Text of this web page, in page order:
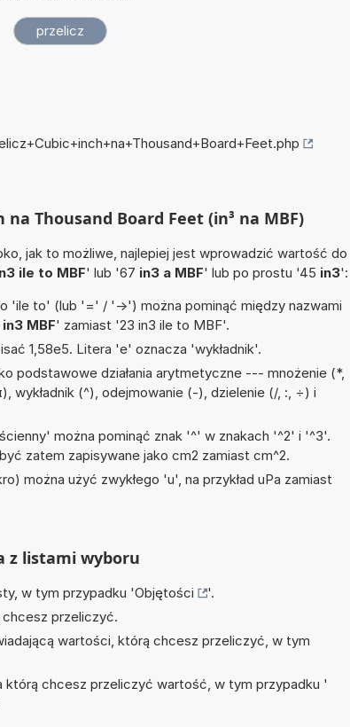
Thousand Board Feet (in³ na MBF)
jak to możliwe, najlepiej jest wprowadzić wartość do
ile to MBF' lub '67 in3 a MBF' lub po prostu '45 in3':
'ile to' (lub '=' / '->') można pominąć między nazwami
in3 MBF' zamiast '23 in3 ile to MBF'.
1,58e5. Litera 'e' oznacza 'wykładnik'.
podstawowe działania arytmetyczne --- mnożenie (*,
wykładnik (^), odejmowanie (-), dzielenie (/, :, ÷) i
można pominąć znak '^' w znakach '^2' i '^3'.
zatem zapisywane jako cm2 zamiast cm^2.
można użyć zwykłego 'u', na przykład uPa zamiast
z listami wyboru
w tym przypadku 'Objętości
'.
przeliczyć.
wartości, którą chcesz przeliczyć, w tym
którą chcesz przeliczyć wartość, w tym przypadku '